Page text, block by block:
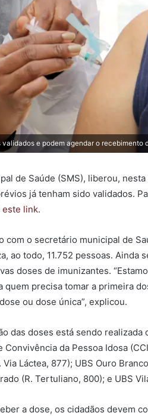
e podem agendar o recebimento
de Saúde (SMS), liberou,
já tenham sido validados.
este link.
com o secretário municipal de
ao todo, 11.752 pessoas.
doses de imunizantes.
quem precisa tomar a primeira
ou dose única”, explicou.
das doses está sendo
Convivência da Pessoa Idosa
Via Láctea, 877); UBS Ouro
(R. Tertuliano, 800); e UBS
a dose, os cidadãos devem